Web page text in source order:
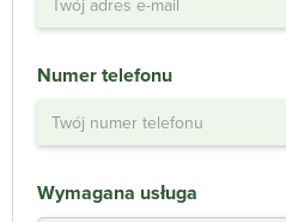
Numer telefonu
Wymagana usługa